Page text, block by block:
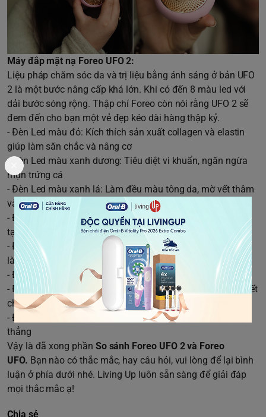
Máy đắp mặt nạ Foreo UFO 2:
Liệu pháp chăm sóc da và trị liệu bằng ánh sáng ở bản UFO
2 là một bước nâng cấp khá lớn. Khi có đến 8 màu led với
dải bước sóng rộng. Thập chí Foreo còn nói rằng UFO 2 sẽ
đem đến cho bạn một vẻ đẹp kéo dài hàng thập kỷ.
- Đèn Led màu đỏ: Kích thích sản xuất collagen và elastin
giúp làm săn chắc và nâng cơ
- Đèn Led màu xanh dương: Tiêu diệt vi khuẩn, ngăn ngừa
mụn trứng cá
- Đèn Led màu xanh lá: Làm đều màu tông da, mờ vết thâm
và làm sáng các vùng da
- Đèn Led màu trắng: Giúp săn chắc da, giảm bọng mắt, tái
tại tự nhiên da và tạo hiệu ứng trẻ hoá
- Đèn Led màu tím: Giúp loại bỏ độc tố, tăng cường rạng rỡ,
làm dịu viêm và đẩy nhanh quá trình chữa lành
- Đèn Led màu cam: Giảm tác hại của ánh nắng mặt trời
- Đèn Led màu vàng: Chăm sóc vùng tổn thương, làm dịu vết
cháy nắng
- Đèn Led màu lam: Giúp chống viêm làm dịu làn da căng
thẳng
Vậy là đã xong phần So sánh Foreo UFO 2 và Foreo
UFO. Bạn nào có thắc mắc, hay câu hỏi, vui lòng để lại bình
luận ở phía dưới nhé. Living Up luôn sẵn sàng để giải đáp
mọi thắc mắc ạ!
Chia sẻ